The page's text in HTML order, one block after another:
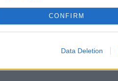
CONFIRM
Data Deletion